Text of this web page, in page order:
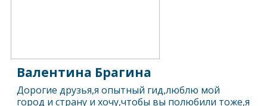
Валентина Брагина
Дорогие друзья,я опытный гид,люблю мой
город и страну и хочу,чтобы вы полюбили тоже,я